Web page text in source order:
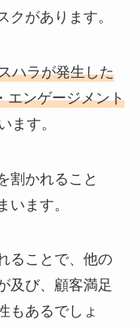
クがあります。
ハラが発生した
エンゲージメント
ます。
割かれること
います。
ることで、他の
及び、顧客満足
もあるでしょ